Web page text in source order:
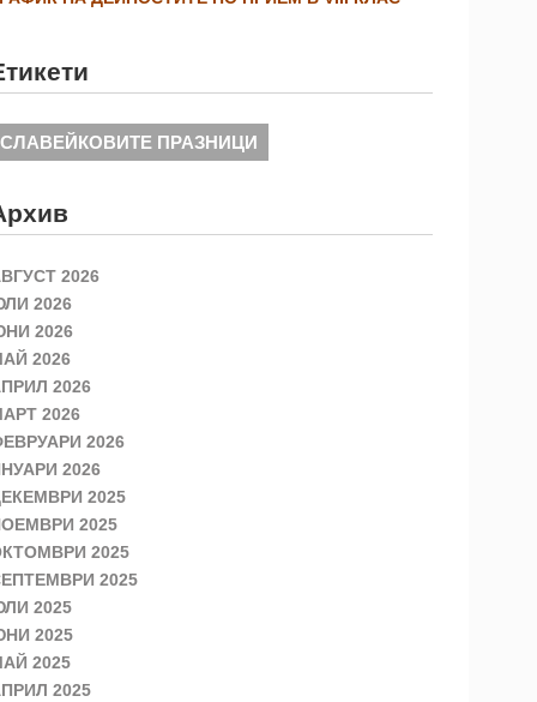
СЛАВЕЙКОВИТЕ ПРАЗНИЦИ
2026
2026
2026
2026
2026
2026
2026
2026
2025
2025
2025
2025
2025
2025
2025
2025